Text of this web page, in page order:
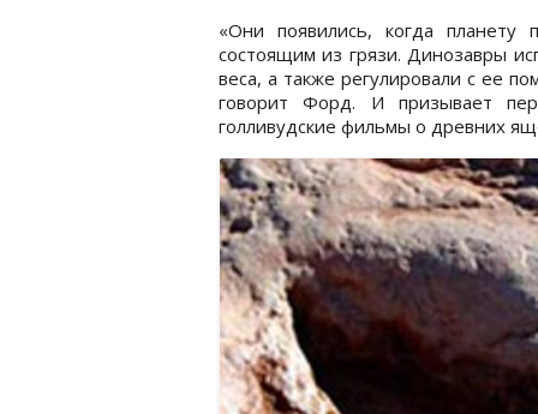
«Они появились, когда планету
состоящим из грязи. Динозавры
веса, а также регулировали с ее
говорит Форд. И призывает
голливудские фильмы о древних